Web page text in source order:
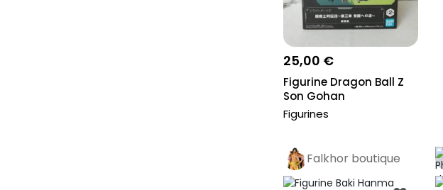
25,00 €
Figurine Dragon Ball Z
Son Gohan
Chosenshiretsuden
Figurines
Falkhor boutique
Pro